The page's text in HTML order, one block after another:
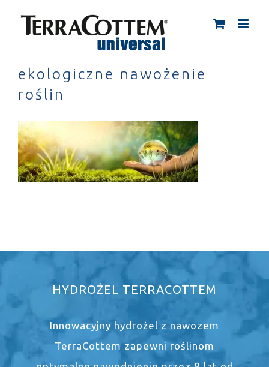
ekologiczne nawożenie
roślin
HYDROŻEL TERRACOTTEM
Innowacyjny hydrożel z nawozem
TerraCottem zapewni roślinom